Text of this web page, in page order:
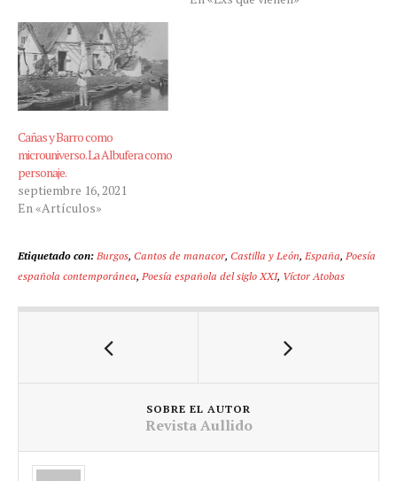
Cañas y Barro como
microuniverso. La Albufera como
personaje.
septiembre 16, 2021
En «Artículos»
Etiquetado con: Burgos, Cantos de manacor, Castilla y León, España, Poesía
española contemporánea, Poesía española del siglo XXI, Víctor Atobas
SOBRE EL AUTOR
Revista Aullido